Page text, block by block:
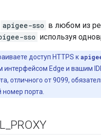
apigee-sso в любом из
sso используя
доступ HTTPS к
Edge и вашим
отличного от 9099,
порта.
_ PROXY